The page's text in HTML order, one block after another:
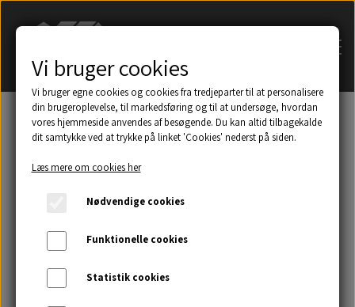
Søg på navn af tagsten
Et udsnit af eksempler på taghætter mm.
Galleri
Vi bruger cookies
Vi bruger egne cookies og cookies fra tredjeparter til at personalisere
din brugeroplevelse, til markedsføring og til at undersøge, hvordan
vores hjemmeside anvendes af besøgende. Du kan altid tilbagekalde
dit samtykke ved at trykke på linket 'Cookies' nederst på siden.
Læs mere om cookies her
Nødvendige cookies
Funktionelle cookies
Statistik cookies